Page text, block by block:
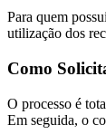
Para quem
utilização dos
Como
O processo é
Em seguida, o